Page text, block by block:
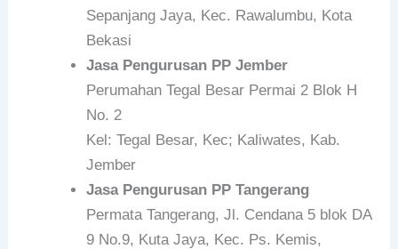
Sepanjang Jaya, Kec. Rawalumbu, Kota
Bekasi
Jasa Pengurusan PP Jember
Perumahan Tegal Besar Permai 2 Blok H
No. 2
Kel: Tegal Besar, Kec; Kaliwates, Kab.
Jember
Jasa Pengurusan PP Tangerang
Permata Tangerang, Jl. Cendana 5 blok DA
9 No.9, Kuta Jaya, Kec. Ps. Kemis,